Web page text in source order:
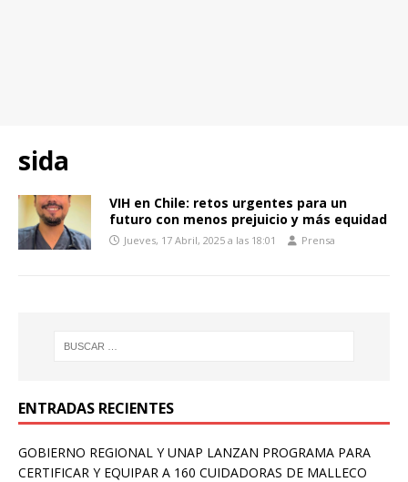
sida
VIH en Chile: retos urgentes para un
futuro con menos prejuicio y más equidad
Jueves, 17 Abril, 2025 a las 18:01 Prensa
ENTRADAS RECIENTES
GOBIERNO REGIONAL Y UNAP LANZAN PROGRAMA PARA
CERTIFICAR Y EQUIPAR A 160 CUIDADORAS DE MALLECO